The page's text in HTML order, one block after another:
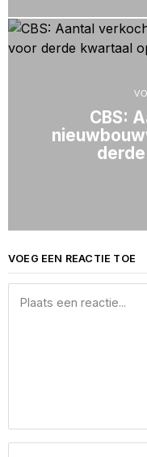
CBS:
VOEG EEN REACTIE TOE